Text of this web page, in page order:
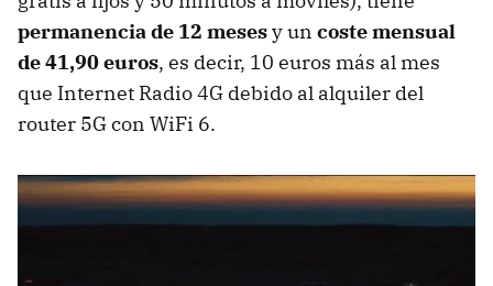
permanencia de 12 mesesy un coste mensual
de 41,90 euros, es decir, 10 euros más al mes
que Internet Radio 4G debido al alquiler del
router 5G con WiFi 6.